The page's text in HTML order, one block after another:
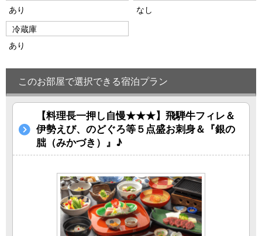
あり
なし
冷蔵庫
あり
このお部屋で選択できる宿泊プラン
【料理長一押し自慢★★★】飛騨牛フィレ＆
伊勢えび、のどぐろ等５点盛お刺身＆『銀の
朏（みかづき）』♪